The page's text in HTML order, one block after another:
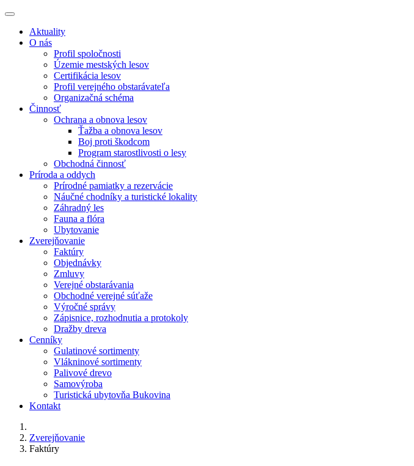
Aktuality
O nás
Profil spoločnosti
Územie mestských lesov
Certifikácia lesov
Profil verejného obstarávateľa
Organizačná schéma
Činnosť
Ochrana a obnova lesov
Ťažba a obnova lesov
Boj proti škodcom
Program starostlivosti o lesy
Obchodná činnosť
Príroda a oddych
Prírodné pamiatky a rezervácie
Náučné chodníky a turistické lokality
Záhradný les
Fauna a flóra
Ubytovanie
Zverejňovanie
Faktúry
Objednávky
Zmluvy
Verejné obstarávania
Obchodné verejné súťaže
Výročné správy
Zápisnice, rozhodnutia a protokoly
Dražby dreva
Cenníky
Gulatinové sortimenty
Vlákninové sortimenty
Palivové drevo
Samovýroba
Turistická ubytovňa Bukovina
Kontakt
Zverejňovanie
Faktúry